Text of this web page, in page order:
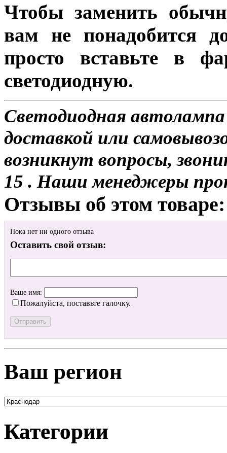
Чтобы заменить
вам не понадобится
просто вставьте в
светодиодную.
Светодиодная
доставкой или
возникнут вопросы,
15 . Наши менеджеры
Отзывы об этом товаре:
Пока нет ни одного отзыва
Оставить свой отзыв:
Ваше имя:
Пожалуйста, поставьте галочку.
Ваш регион
Категории